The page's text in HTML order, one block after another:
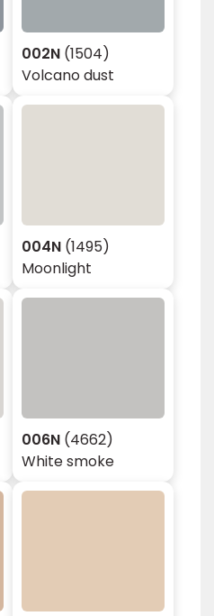
002N (1504)
Volcano dust
004N (1495)
Moonlight
006N (4662)
White smoke